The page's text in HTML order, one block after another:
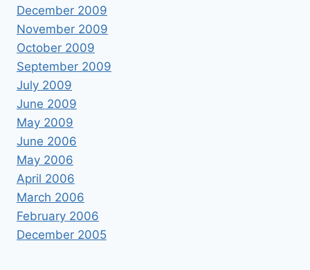
December 2009
November 2009
October 2009
September 2009
July 2009
June 2009
May 2009
June 2006
May 2006
April 2006
March 2006
February 2006
December 2005